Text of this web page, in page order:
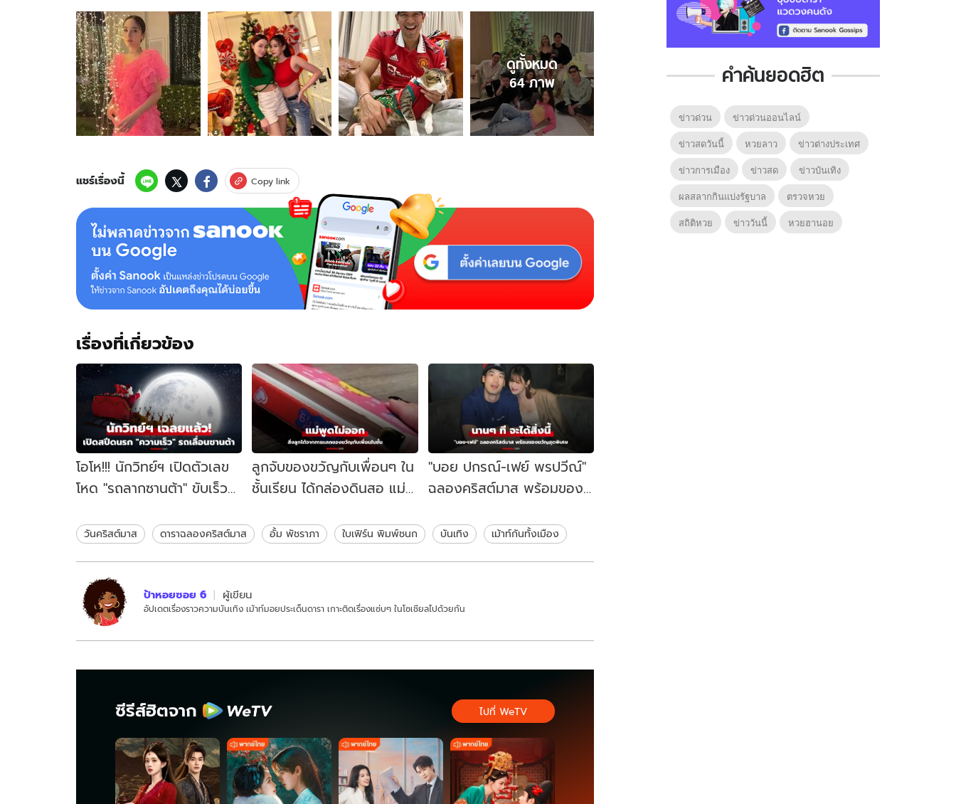
อัลบั้ม
ภาพ
64
ภาพ
ของ
รวม
โมเมนต์
ดารา
คน
คริสต์มาส
ส่ง
ท้าย
2565
ดูทั้งหมด
64ภาพ
แชร์เรื่องนี้ Copy link
เรื่องที่เกี่ยวข้อง
โอโห!!! นักวิทย์ฯ เปิดตัวเลข
โหด "รถลากซานต้า" ขับเร็วกี่
โลก
ลูกจับของขวัญกับเพื่อนๆ ใน
ชั้นเรียน ได้กล่องดินสอ แม่
"บอย ปกรณ์-เฟย์ พรปวีณ์"
ฉลองคริสต์มาส พร้อมของ
วันคริสต์มาส ดาราฉลองคริสต์มาส อั้ม พัชราภา ใบเฟิร์น พิมพ์ชนก บันเทิง เม้าท์กันทั้งเมือง
ป้าหอยซอย 6 ผู้เขียน
อัปเดตเรื่องราวความบันเทิง เม้าท์มอยประเด็นดารา เกาะติดเรื่องแซ่บๆ ในโซเชียลไปด้วยกัน
ซีรีส์ฮิตจาก ไปที่ WeTV
คำค้นยอดฮิต
ข่าวด่วน
ข่าวด่วนออนไลน์
ข่าวสดวันนี้
หวยลาว
ข่าวต่างประเทศ
ข่าวการเมือง
ข่าวสด
ข่าวบันเทิง
ผลสลากกินแบ่งรัฐบาล
ตรวจหวย
สถิติหวย
ข่าววันนี้ หวยฮานอย